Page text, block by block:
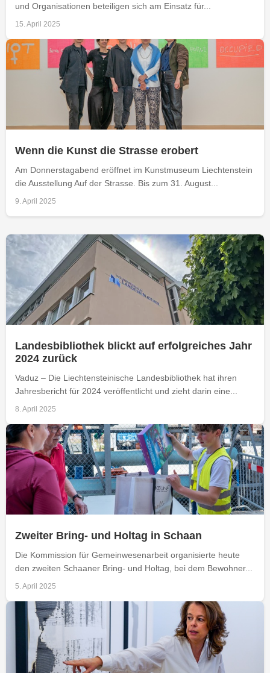
und Organisationen beteiligen sich am Einsatz für...
15. April 2025
Wenn die Kunst die Strasse erobert
Am Donnerstagabend eröffnet im Kunstmuseum Liechtenstein
die Ausstellung Auf der Strasse. Bis zum 31. August...
9. April 2025
Landesbibliothek blickt auf erfolgreiches Jahr
2024 zurück
Vaduz – Die Liechtensteinische Landesbibliothek hat ihren
Jahresbericht für 2024 veröffentlicht und zieht darin eine...
8. April 2025
Zweiter Bring- und Holtag in Schaan
Die Kommission für Gemeinwesenarbeit organisierte heute
den zweiten Schaaner Bring- und Holtag, bei dem Bewohner...
5. April 2025